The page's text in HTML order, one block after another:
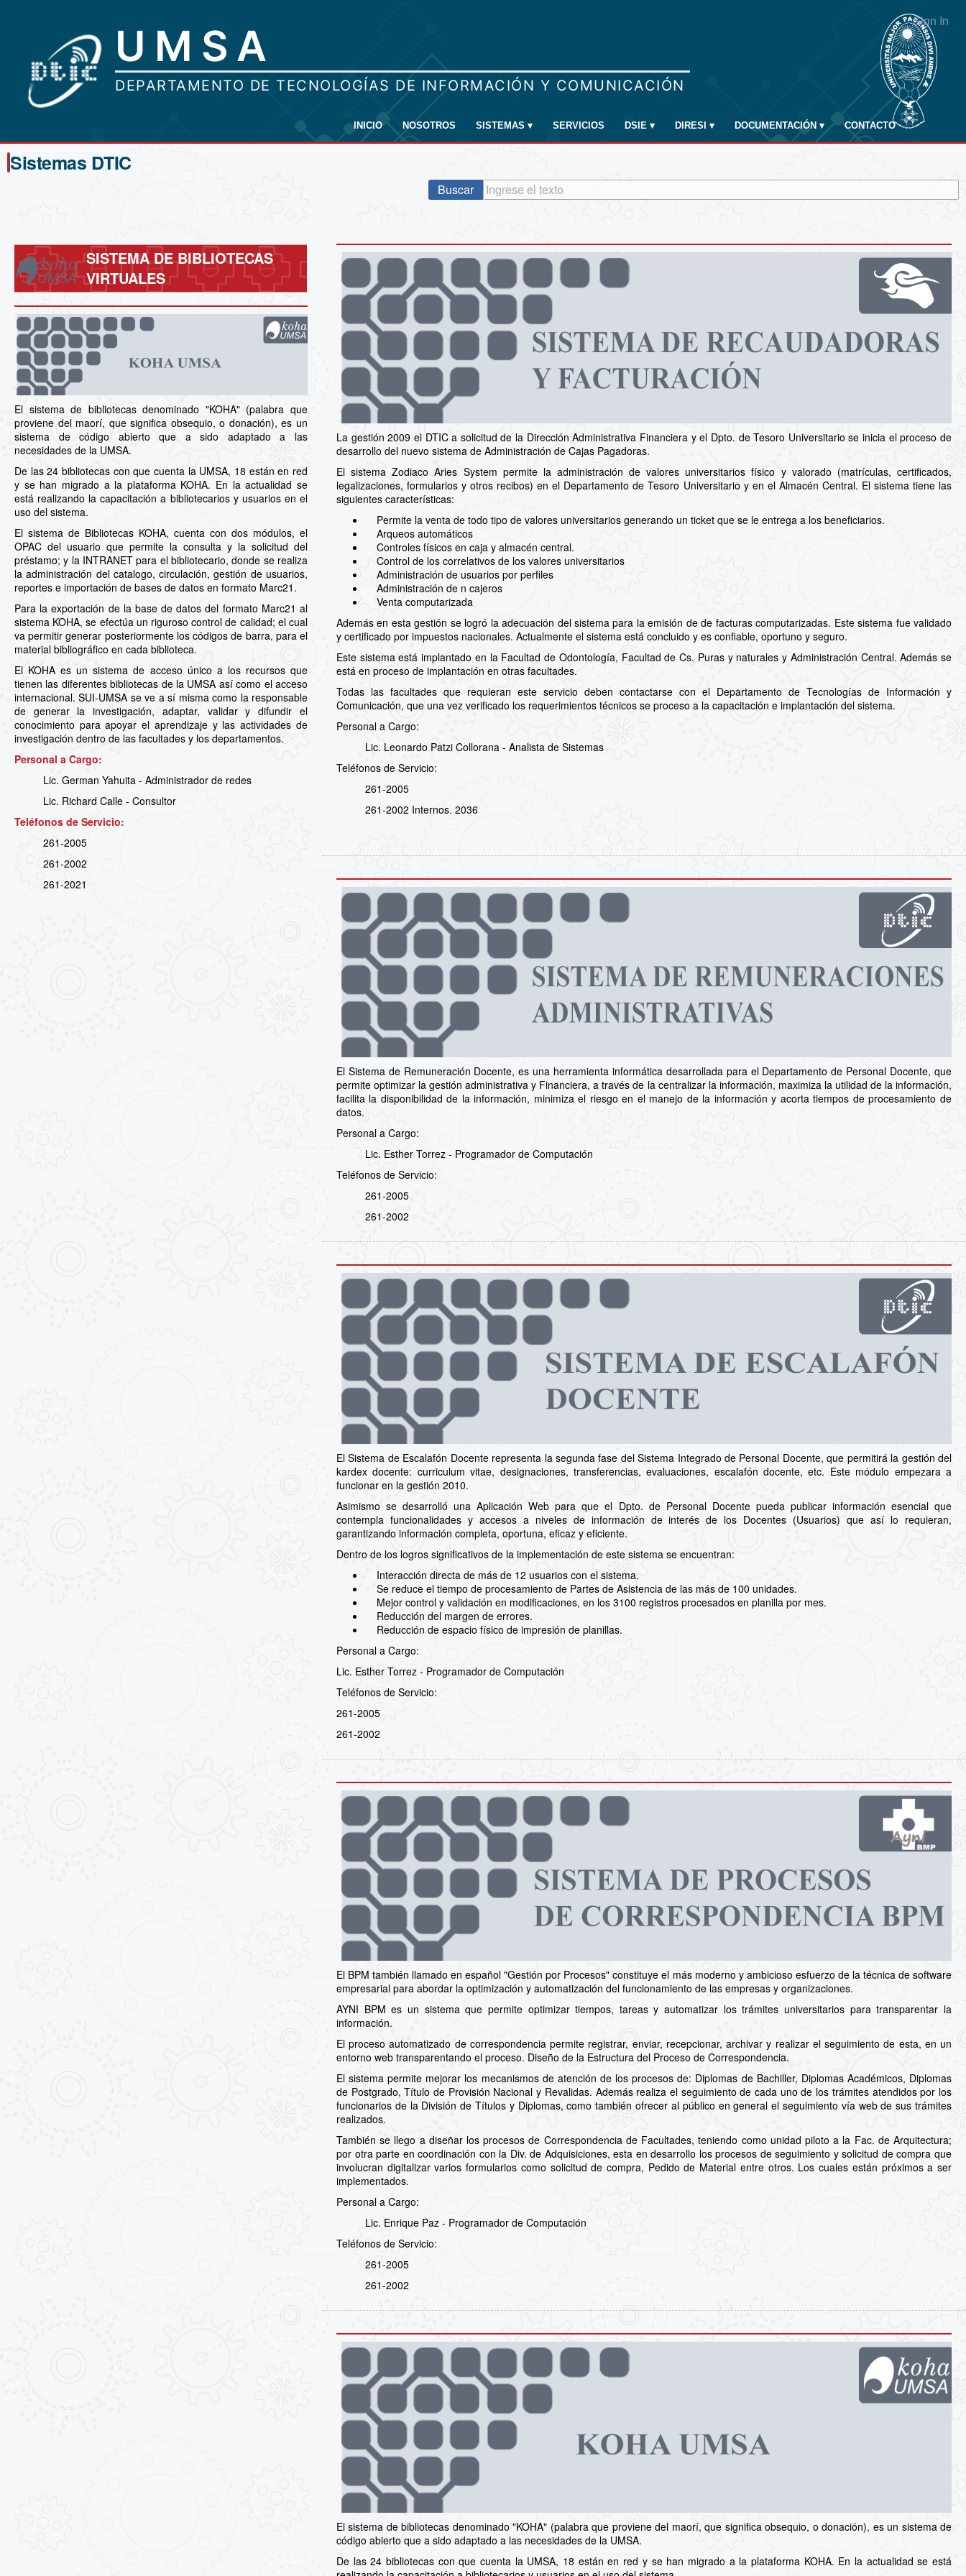
Sign In
INICIO NOSOTROS SISTEMAS ▾ SERVICIOS DSIE ▾ DIRESI ▾ DOCUMENTACIÓN ▾ CONTACTO
Sistemas DTIC
Buscar
SISTEMA DE BIBLIOTECAS
VIRTUALES
El sistema de bibliotecas denominado "KOHA" (palabra que
proviene del maorí, que significa obsequio, o donación), es un
sistema de código abierto que a sido adaptado a las
necesidades de la UMSA.
De las 24 bibliotecas con que cuenta la UMSA, 18 están en red
y se han migrado a la plataforma KOHA. En la actualidad se
está realizando la capacitación a bibliotecarios y usuarios en el
uso del sistema.
El sistema de Bibliotecas KOHA, cuenta con dos módulos, el
OPAC del usuario que permite la consulta y la solicitud del
préstamo; y la INTRANET para el bibliotecario, donde se realiza
la administración del catalogo, circulación, gestión de usuarios,
reportes e importación de bases de datos en formato Marc21.
Para la exportación de la base de datos del formato Marc21 al
sistema KOHA, se efectúa un riguroso control de calidad; el cual
va permitir generar posteriormente los códigos de barra, para el
material bibliográfico en cada biblioteca.
El KOHA es un sistema de acceso único a los recursos que
tienen las diferentes bibliotecas de la UMSA así como el acceso
internacional. SUI-UMSA se ve a sí misma como la responsable
de generar la investigación, adaptar, validar y difundir el
conocimiento para apoyar el aprendizaje y las actividades de
investigación dentro de las facultades y los departamentos.
Personal a Cargo:
Lic. German Yahuita - Administrador de redes
Lic. Richard Calle - Consultor
Teléfonos de Servicio:
261-2005
261-2002
261-2021
La gestión 2009 el DTIC a solicitud de la Dirección Administrativa Financiera y el Dpto. de Tesoro Universitario se inicia el proceso de
desarrollo del nuevo sistema de Administración de Cajas Pagadoras.
El sistema Zodiaco Aries System permite la administración de valores universitarios físico y valorado (matrículas, certificados,
legalizaciones, formularios y otros recibos) en el Departamento de Tesoro Universitario y en el Almacén Central. El sistema tiene las
siguientes características:
Permite la venta de todo tipo de valores universitarios generando un ticket que se le entrega a los beneficiarios.
Arqueos automáticos
Controles físicos en caja y almacén central.
Control de los correlativos de los valores universitarios
Administración de usuarios por perfiles
Administración de n cajeros
Venta computarizada
Además en esta gestión se logró la adecuación del sistema para la emisión de de facturas computarizadas. Este sistema fue validado
y certificado por impuestos nacionales. Actualmente el sistema está concluido y es confiable, oportuno y seguro.
Este sistema está implantado en la Facultad de Odontología, Facultad de Cs. Puras y naturales y Administración Central. Además se
está en proceso de implantación en otras facultades.
Todas las facultades que requieran este servicio deben contactarse con el Departamento de Tecnologías de Información y
Comunicación, que una vez verificado los requerimientos técnicos se proceso a la capacitación e implantación del sistema.
Personal a Cargo:
Lic. Leonardo Patzi Collorana - Analista de Sistemas
Teléfonos de Servicio:
261-2005
261-2002 Internos. 2036
El Sistema de Remuneración Docente, es una herramienta informática desarrollada para el Departamento de Personal Docente, que
permite optimizar la gestión administrativa y Financiera, a través de la centralizar la información, maximiza la utilidad de la información,
facilita la disponibilidad de la información, minimiza el riesgo en el manejo de la información y acorta tiempos de procesamiento de
datos.
Personal a Cargo:
Lic. Esther Torrez - Programador de Computación
Teléfonos de Servicio:
261-2005
261-2002
El Sistema de Escalafón Docente representa la segunda fase del Sistema Integrado de Personal Docente, que permitirá la gestión del
kardex docente: curriculum vitae, designaciones, transferencias, evaluaciones, escalafón docente, etc. Este módulo empezara a
funcionar en la gestión 2010.
Asimismo se desarrolló una Aplicación Web para que el Dpto. de Personal Docente pueda publicar información esencial que
contempla funcionalidades y accesos a niveles de información de interés de los Docentes (Usuarios) que así lo requieran,
garantizando información completa, oportuna, eficaz y eficiente.
Dentro de los logros significativos de la implementación de este sistema se encuentran:
Interacción directa de más de 12 usuarios con el sistema.
Se reduce el tiempo de procesamiento de Partes de Asistencia de las más de 100 unidades.
Mejor control y validación en modificaciones, en los 3100 registros procesados en planilla por mes.
Reducción del margen de errores.
Reducción de espacio físico de impresión de planillas.
Personal a Cargo:
Lic. Esther Torrez - Programador de Computación
Teléfonos de Servicio:
261-2005
261-2002
El BPM también llamado en español "Gestión por Procesos" constituye el más moderno y ambicioso esfuerzo de la técnica de software
empresarial para abordar la optimización y automatización del funcionamiento de las empresas y organizaciones.
AYNI BPM es un sistema que permite optimizar tiempos, tareas y automatizar los trámites universitarios para transparentar la
información.
El proceso automatizado de correspondencia permite registrar, enviar, recepcionar, archivar y realizar el seguimiento de esta, en un
entorno web transparentando el proceso. Diseño de la Estructura del Proceso de Correspondencia.
El sistema permite mejorar los mecanismos de atención de los procesos de: Diplomas de Bachiller, Diplomas Académicos, Diplomas
de Postgrado, Título de Provisión Nacional y Revalidas. Además realiza el seguimiento de cada uno de los trámites atendidos por los
funcionarios de la División de Títulos y Diplomas, como también ofrecer al público en general el seguimiento vía web de sus trámites
realizados.
También se llego a diseñar los procesos de Correspondencia de Facultades, teniendo como unidad piloto a la Fac. de Arquitectura;
por otra parte en coordinación con la Div. de Adquisiciones, esta en desarrollo los procesos de seguimiento y solicitud de compra que
involucran digitalizar varios formularios como solicitud de compra, Pedido de Material entre otros. Los cuales están próximos a ser
implementados.
Personal a Cargo:
Lic. Enrique Paz - Programador de Computación
Teléfonos de Servicio:
261-2005
261-2002
El sistema de bibliotecas denominado "KOHA" (palabra que proviene del maorí, que significa obsequio, o donación), es un sistema de
código abierto que a sido adaptado a las necesidades de la UMSA.
De las 24 bibliotecas con que cuenta la UMSA, 18 están en red y se han migrado a la plataforma KOHA. En la actualidad se está